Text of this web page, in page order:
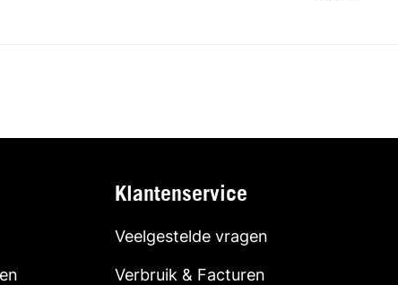
Klantenservice
Veelgestelde vragen
Verbruik & Facturen